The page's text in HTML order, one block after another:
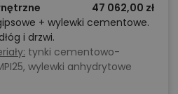
47 062,00 zł
+ wylewki cementowe.
i drzwi.
tynki cementowo-
wylewki anhydrytowe